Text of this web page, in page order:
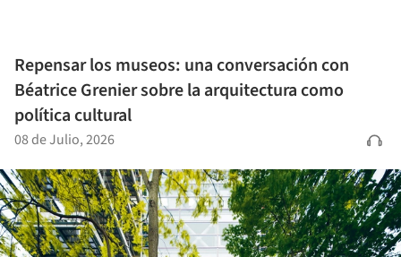
Repensar los museos: una conversación con
Béatrice Grenier sobre la arquitectura como
política cultural
08 de Julio, 2026